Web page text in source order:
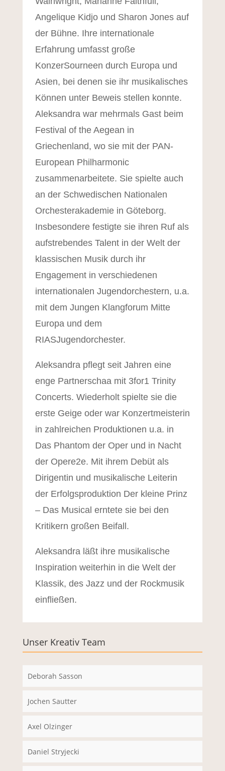
Angelique Kidjo und Sharon Jones auf
der Bühne. Ihre internationale
Erfahrung umfasst große
KonzerSourneen durch Europa und
Asien, bei denen sie ihr musikalisches
Können unter Beweis stellen konnte.
Aleksandra war mehrmals Gast beim
Festival of the Aegean in
Griechenland, wo sie mit der PAN-
European Philharmonic
zusammenarbeitete. Sie spielte auch
an der Schwedischen Nationalen
Orchesterakademie in Göteborg.
Insbesondere festigte sie ihren Ruf als
aufstrebendes Talent in der Welt der
klassischen Musik durch ihr
Engagement in verschiedenen
internationalen Jugendorchestern, u.a.
mit dem Jungen Klangforum Mitte
Europa und dem
RIASJugendorchester.
Aleksandra pflegt seit Jahren eine
enge Partnerschaa mit 3for1 Trinity
Concerts. Wiederholt spielte sie die
erste Geige oder war Konzertmeisterin
in zahlreichen Produktionen u.a. in
Das Phantom der Oper und in Nacht
der Opere2e. Mit ihrem Debüt als
Dirigentin und musikalische Leiterin
der Erfolgsproduktion Der kleine Prinz
– Das Musical erntete sie bei den
Kritikern großen Beifall.
Aleksandra läßt ihre musikalische
Inspiration weiterhin in die Welt der
Klassik, des Jazz und der Rockmusik
einfließen.
Unser Kreativ Team
Deborah Sasson
Jochen Sautter
Axel Olzinger
Daniel Stryjecki